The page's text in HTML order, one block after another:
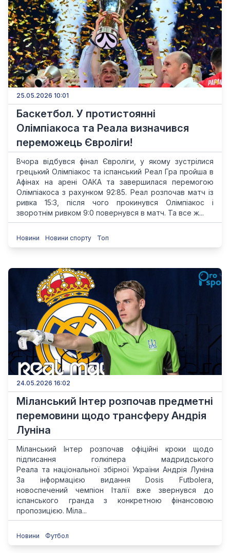
25.05.2026 10:01
Баскетбол. У протистоянні
Олімпіакоса та Реала визначився
переможець Євроліги!
Вчора відбувся фінал Євроліги, у якому зустрілися
грецький Олімпіакос та іспанський Реал Гра пройша в
Афінах на арені ОАКА та завершилася перемогою
Олімпіакоса з рахунком 92:85. Реал розпочав матч із
ривка 15:3, після чого прокинувся Олімпіакос і
зворотнім ривком 9:0 повернувся в матч. Та все ж...
Новини Новини спорту Топ
24.05.2026 16:02
Міланський Інтер розпочав предметні
перемовини щодо трансферу Андрія
Луніна
Міланський Інтер розпочав офіційні кроки щодо
підписання голкіпера мадридського
Реала та національної збірної України Андрія Луніна
За інформацією видання Dosis Futbolera,
новоспечений чемпіон Італії вже звернувся до
іспанського гранда з конкретною фінансовою
пропозицією. Міла...
Новини Футбол